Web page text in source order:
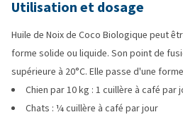
Utilisation et dosage
Huile de Noix de Coco Biologique peut
forme solide ou liquide. Son point de
supérieure à 20°C. Elle passe d'une
Chien par 10 kg : 1 cuillère à café par
Chats : ¼ cuillère à café par jour